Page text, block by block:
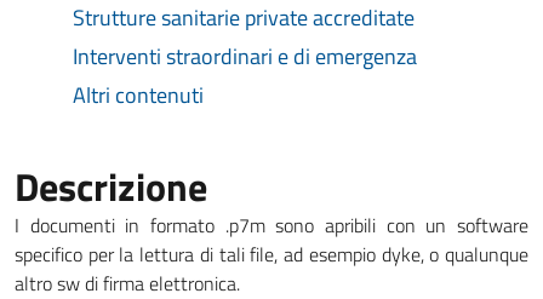
Strutture sanitarie private accreditate
Interventi straordinari e di emergenza
Altri contenuti
Descrizione
I documenti in formato .p7m sono apribili con un software
specifico per la lettura di tali file, ad esempio dyke, o qualunque
altro sw di firma elettronica.